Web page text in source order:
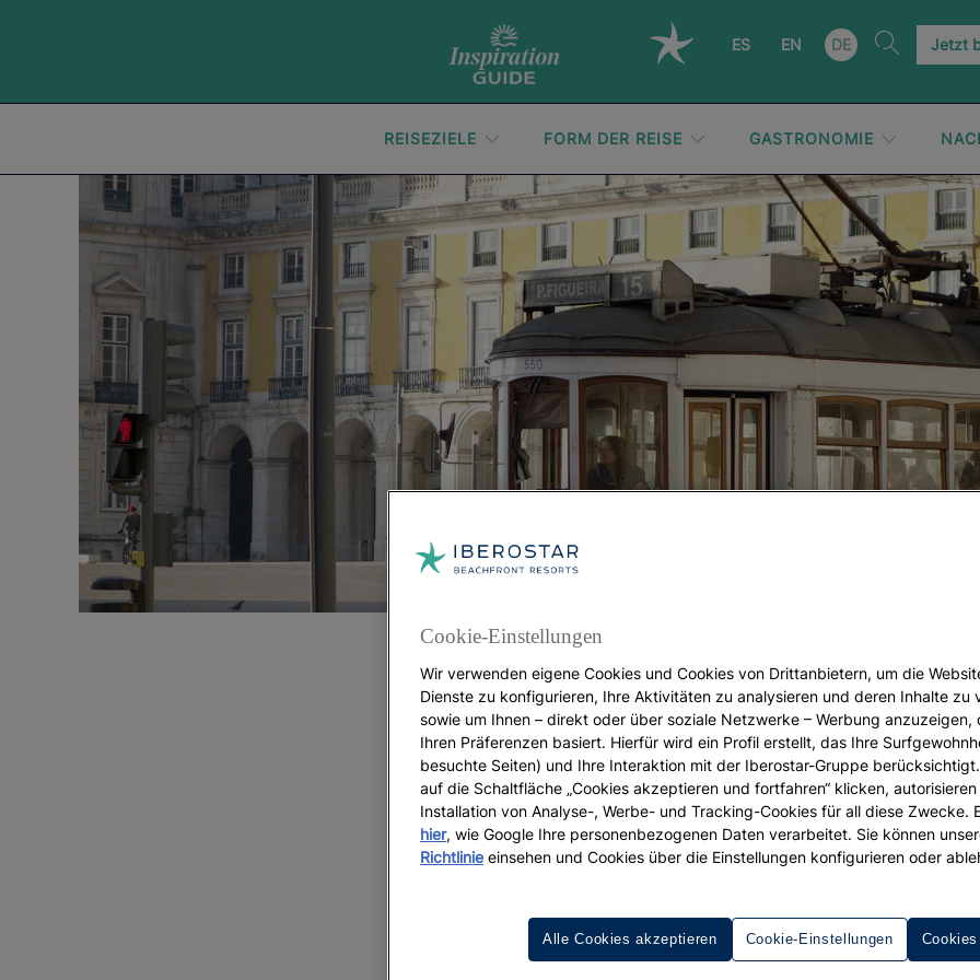
ES EN DE Jetzt
REISEZIELE FORM DER REISE GASTRONOMIE
URLAUB
Luxusurlaub in Portugal
Einzigartige
Lissabon
Cookie-Einstellungen
Wir verwenden eigene Cookies und Cookies von Drittanbietern, um die
Dienste zu konfigurieren, Ihre Aktivitäten zu analysieren und deren Inhalte zu
sowie um Ihnen – direkt oder über soziale Netzwerke – Werbung anzuzeigen,
Ihren Präferenzen basiert. Hierfür wird ein Profil erstellt, das Ihre
besuchte Seiten) und Ihre Interaktion mit der Iberostar-Gruppe berücksichtigt.
auf die Schaltfläche „Cookies akzeptieren und fortfahren“ klicken, autorisieren
Installation von Analyse-, Werbe- und Tracking-Cookies für all diese Zwecke.
hier, wie Google Ihre personenbezogenen Daten verarbeitet. Sie können
Richtlinie einsehen und Cookies über die Einstellungen konfigurieren oder
Cookie-Einstellungen
Alle Cookies akzeptieren